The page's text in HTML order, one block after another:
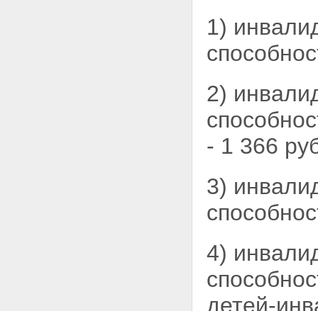
1)
2)
- 1 366
3)
4)
детей-